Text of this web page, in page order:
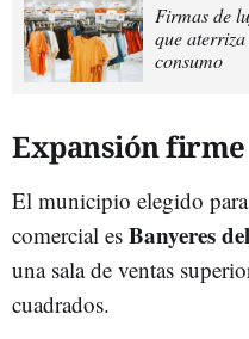
Firmas de
que
consumo
Expansión firme
El municipio elegido
comercial es Banyeres
una sala de ventas
cuadrados.